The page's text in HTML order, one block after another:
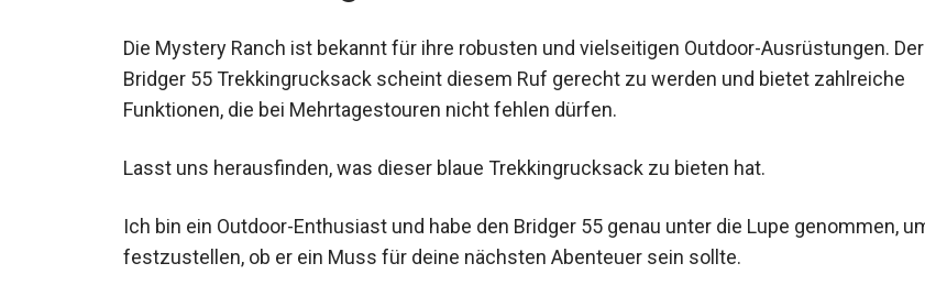
Die Mystery Ranch ist bekannt für ihre robusten und vielseitigen Outdoor-Ausrüstungen. Der
Bridger 55 Trekkingrucksack scheint diesem Ruf gerecht zu werden und bietet zahlreiche
Funktionen, die bei Mehrtagestouren nicht fehlen dürfen.
Lasst uns herausfinden, was dieser blaue Trekkingrucksack zu bieten hat.
Ich bin ein Outdoor-Enthusiast und habe den Bridger 55 genau unter die Lupe genommen,
um festzustellen, ob er ein Muss für deine nächsten Abenteuer sein sollte.